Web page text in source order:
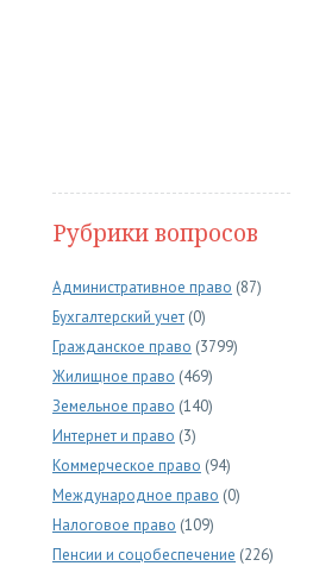
Рубрики вопросов
Административное право (87)
Бухгалтерский учет (0)
Гражданское право (3799)
Жилищное право (469)
Земельное право (140)
Интернет и право (3)
Коммерческое право (94)
Международное право (0)
Налоговое право (109)
Пенсии и соцобеспечение (226)